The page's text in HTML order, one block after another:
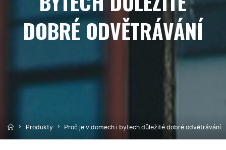
DOBRÉ ODVĚTRÁVÁNÍ
HomeProdukty Proč je v domech i bytech důležité dobré odvětrávání